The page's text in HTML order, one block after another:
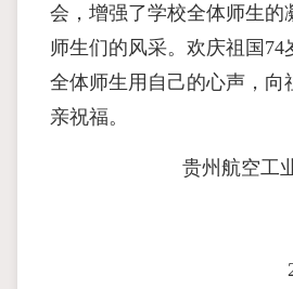
会，增强了学校全体师生的
师生们的风采。欢庆祖国74
全体师生用自己的心声，向
亲祝福。
贵州航空工